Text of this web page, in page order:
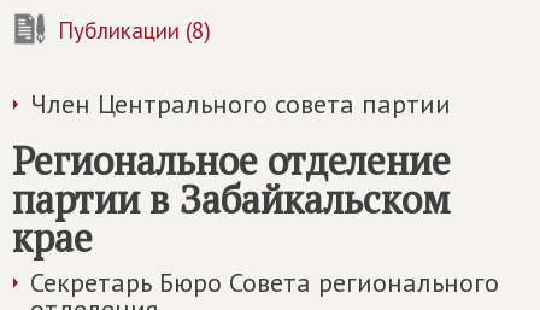
Публикации (8)
Член Центрального совета партии
Региональное отделение
партии в Забайкальском
крае
Секретарь Бюро Совета регионального